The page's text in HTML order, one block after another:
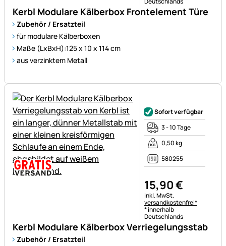
Kerbl Modulare Kälberbox Frontelement Türe
Zubehör / Ersatzteil
für modulare Kälberboxen
Maße (LxBxH):125 x 10 x 114 cm
aus verzinktem Metall
Kerbl Modulare Kälberbox Verriegelungsstab
Zubehör / Ersatzteil
Sofort verfügbar
3 - 10 Tage
0,50 kg
580255
15,90€
Steuerhinweis:
inkl. MwSt.
versandkostenfrei*
* innerhalb
Deutschlands